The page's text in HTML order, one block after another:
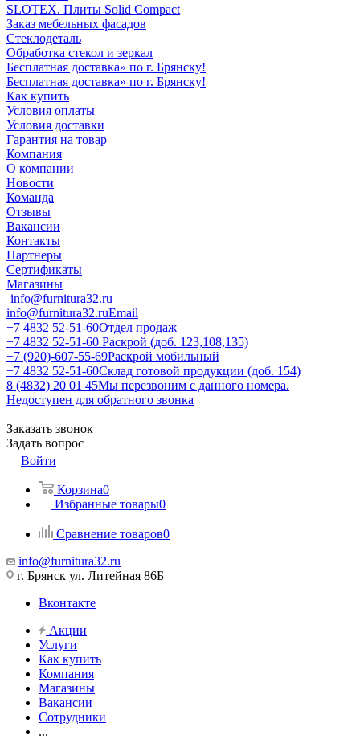
SLOTEX. Плиты Solid Compact
Заказ мебельных фасадов
Стеклодеталь
Обработка стекол и зеркал
Бесплатная доставка» по г. Брянску!
Бесплатная доставка» по г. Брянску!
Как купить
Условия оплаты
Условия доставки
Гарантия на товар
Компания
О компании
Новости
Команда
Отзывы
Вакансии
Контакты
Партнеры
Сертификаты
Магазины
info@furnitura32.ru
info@furnitura32.ruEmail
+7 4832 52-51-60Отдел продаж
+7 4832 52-51-60 Раскрой (доб. 123,108,135)
+7 (920)-607-55-69Раскрой мобильный
+7 4832 52-51-60Склад готовой продукции (доб. 154)
8 (4832) 20 01 45Мы перезвоним с данного номера.
Недоступен для обратного звонка
Заказать звонок
Задать вопрос
Войти
Корзина0
Избранные товары0
Сравнение товаров0
info@furnitura32.ru
г. Брянск ул. Литейная 86Б
Вконтакте
Акции
Услуги
Как купить
Компания
Магазины
Вакансии
Сотрудники
...